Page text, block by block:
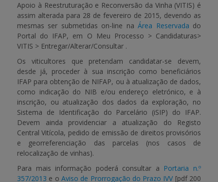
Apoio à Reestruturação e Reconversão da Vinha (VITIS) é
assim alterada para 28 de fevereiro de 2015, devendo as
mesmas ser submetidas on-line naÁrea Reservada do
Portal do IFAP, em O Meu Processo > Candidaturas>
VITIS > Entregar/Alterar/Consultar .
Os viticultores que pretendam candidatar-se devem,
desde já, proceder à sua inscrição como beneficiários
IFAP para obtenção de NIFAP, ou à atualização de dados,
como indicação do NIB e/ou endereço eletrónico, e à
inscrição, ou atualização dos dados da exploração, no
Sistema de Identificação do Parcelário (iSIP) do IFAP.
Devem ainda providenciar a atualização do Registo
Central Vitícola, pedido de emissão de direitos provisórios
e georreferenciação das parcelas (nos casos de
relocalização de vinhas).
Para mais informação poderá consultar a Portaria n.º
357/2013 e o Aviso de Prorrogação do Prazo IVV [pdf 200